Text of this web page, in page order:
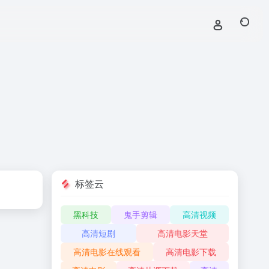
标签云
黑科技 鬼手剪辑
高清视频
高清短剧
高清电影天堂
高清电影在线观看
高清电影下载